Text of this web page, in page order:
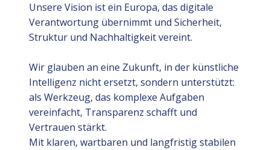
Unsere Vision ist ein Europa, das digitale
Verantwortung übernimmt und Sicherheit,
Struktur und Nachhaltigkeit vereint.
Wir glauben an eine Zukunft, in der künstliche
Intelligenz nicht ersetzt, sondern unterstützt:
als Werkzeug, das komplexe Aufgaben
vereinfacht, Transparenz schafft und
Vertrauen stärkt.
Mit klaren, wartbaren und langfristig stabilen